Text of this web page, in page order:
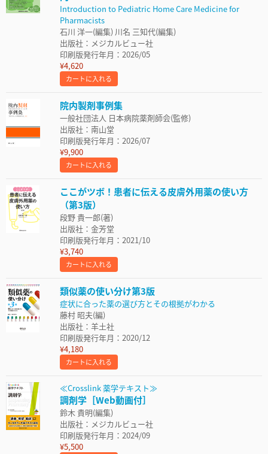
Introduction to Pediatric Home Care Medicine for
Pharmacists
石川 洋一(編集) 川名 三知代(編集)
出版社：メジカルビュー社
印刷版発行年月：2026/05
¥4,620
カートに入れる
院内製剤事例集
一般社団法人 日本病院薬剤師会(監修)
出版社：南山堂
印刷版発行年月：2026/07
¥9,900
カートに入れる
ここがツボ！患者に伝える皮膚外用薬の使い方
（第3版）
段野 貴一郎(著)
出版社：金芳堂
印刷版発行年月：2021/10
¥3,740
カートに入れる
類似薬の使い分け第3版
症状に合った薬の選び方とその根拠がわかる
藤村 昭夫(編)
出版社：羊土社
印刷版発行年月：2020/12
¥4,180
カートに入れる
≪Crosslink 薬学テキスト≫
調剤学［Web動画付］
鈴木 貴明(編集)
出版社：メジカルビュー社
印刷版発行年月：2024/09
¥5,500